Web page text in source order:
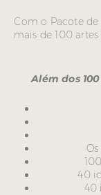
Com o Pacote de
mais de 100
Além dos
40
40